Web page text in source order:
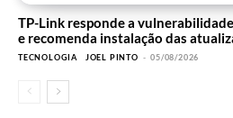
TP-Link responde a
e recomenda instalação das
TECNOLOGIA JOEL PINTO - 05/08/2026